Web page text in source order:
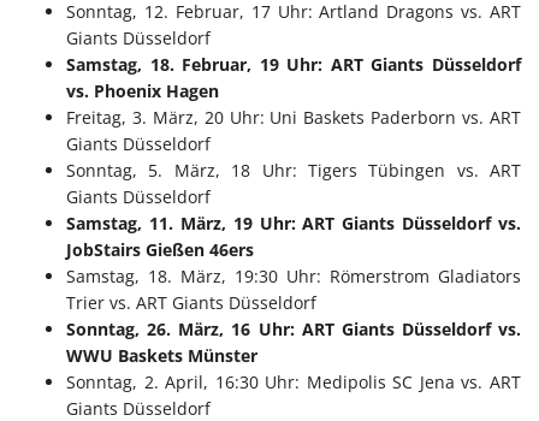
Sonntag, 12. Februar, 17 Uhr: Artland Dragons vs. ART
Giants Düsseldorf
Samstag, 18. Februar, 19 Uhr: ART Giants Düsseldorf
vs. Phoenix Hagen
Freitag, 3. März, 20 Uhr: Uni Baskets Paderborn vs. ART
Giants Düsseldorf
Sonntag, 5. März, 18 Uhr: Tigers Tübingen vs. ART
Giants Düsseldorf
Samstag, 11. März, 19 Uhr: ART Giants Düsseldorf vs.
JobStairs Gießen 46ers
Samstag, 18. März, 19:30 Uhr: Römerstrom Gladiators
Trier vs. ART Giants Düsseldorf
Sonntag, 26. März, 16 Uhr: ART Giants Düsseldorf vs.
WWU Baskets Münster
Sonntag, 2. April, 16:30 Uhr: Medipolis SC Jena vs. ART
Giants Düsseldorf